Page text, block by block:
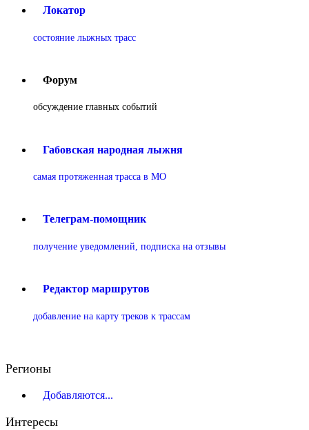
Локатор
состояние лыжных трасс
Форум
обсуждение главных событий
Габовская народная лыжня
самая протяженная трасса в МО
Телеграм-помощник
получение уведомлений, подписка на отзывы
Редактор маршрутов
добавление на карту треков к трассам
Регионы
Добавляются...
Интересы